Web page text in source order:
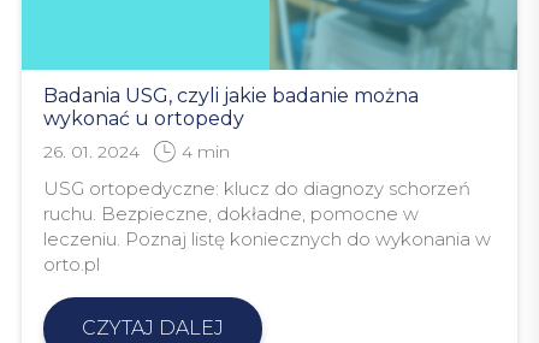
Badania USG, czyli jakie badanie można
wykonać u ortopedy
26. 01. 2024 4 min
USG ortopedyczne: klucz do diagnozy schorzeń
ruchu. Bezpieczne, dokładne, pomocne w
leczeniu. Poznaj listę koniecznych do wykonania w
orto.pl
CZYTAJ DALEJ